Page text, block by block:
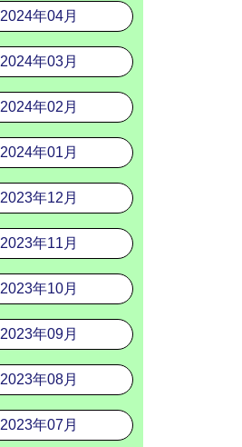
2024年04月
2024年03月
2024年02月
2024年01月
2023年12月
2023年11月
2023年10月
2023年09月
2023年08月
2023年07月